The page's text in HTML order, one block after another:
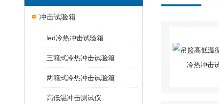
冲击试验箱
led冷热冲击试验箱
三箱式冷热冲击试验箱
两箱式冷热冲击试验箱
高低温冲击测试仪